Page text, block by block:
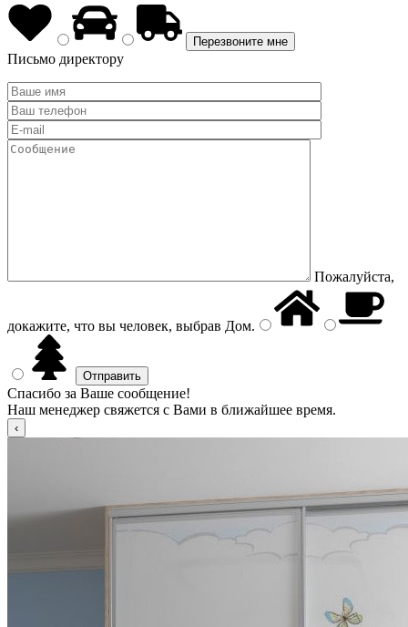
Письмо директору
Пожалуйста,
докажите, что вы человек, выбрав Дом.
Спасибо за Ваше сообщение!
Наш менеджер свяжется с Вами в ближайшее время.